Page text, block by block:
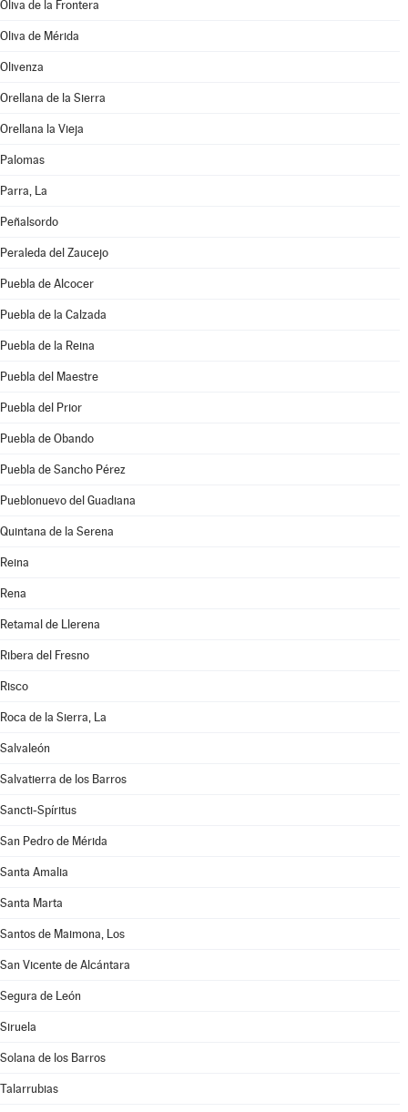
Oliva de la Frontera
Oliva de Mérida
Olivenza
Orellana de la Sierra
Orellana la Vieja
Palomas
Parra, La
Peñalsordo
Peraleda del Zaucejo
Puebla de Alcocer
Puebla de la Calzada
Puebla de la Reina
Puebla del Maestre
Puebla del Prior
Puebla de Obando
Puebla de Sancho Pérez
Pueblonuevo del Guadiana
Quintana de la Serena
Reina
Rena
Retamal de Llerena
Ribera del Fresno
Risco
Roca de la Sierra, La
Salvaleón
Salvatierra de los Barros
Sancti-Spíritus
San Pedro de Mérida
Santa Amalia
Santa Marta
Santos de Maimona, Los
San Vicente de Alcántara
Segura de León
Siruela
Solana de los Barros
Talarrubias